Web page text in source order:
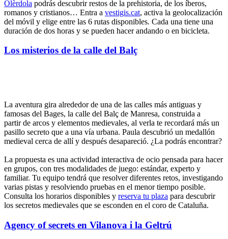
Olèrdola podrás descubrir restos de la prehistoria, de los íberos,
romanos y cristianos… Entra a vestigis.cat, activa la geolocalización
del móvil y elige entre las 6 rutas disponibles. Cada una tiene una
duración de dos horas y se pueden hacer andando o en bicicleta.
Los misterios de la calle del Balç
La aventura gira alrededor de una de las calles más antiguas y
famosas del Bages, la calle del Balç de Manresa, construida a
partir de arcos y elementos medievales, al verla te recordará más un
pasillo secreto que a una vía urbana. Paula descubrió un medallón
medieval cerca de allí y después desapareció. ¿La podrás encontrar?
La propuesta es una actividad interactiva de ocio pensada para hacer
en grupos, con tres modalidades de juego: estándar, experto y
familiar. Tu equipo tendrá que resolver diferentes retos, investigando
varias pistas y resolviendo pruebas en el menor tiempo posible.
Consulta los horarios disponibles y reserva tu plaza para descubrir
los secretos medievales que se esconden en el coro de Cataluña.
Agency of secrets en Vilanova i la Geltrú